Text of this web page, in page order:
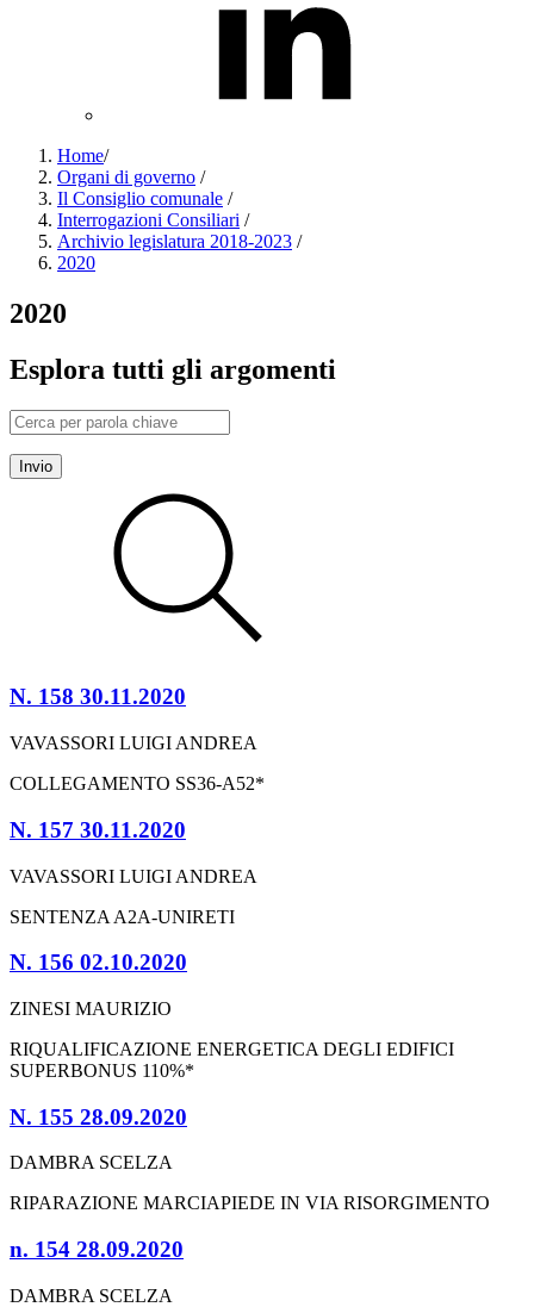
Home/
Organi di governo /
Il Consiglio comunale /
Interrogazioni Consiliari /
Archivio legislatura 2018-2023 /
2020
2020
Esplora tutti gli argomenti
Invio
N. 158 30.11.2020
VAVASSORI LUIGI ANDREA
COLLEGAMENTO SS36-A52*
N. 157 30.11.2020
VAVASSORI LUIGI ANDREA
SENTENZA A2A-UNIRETI
N. 156 02.10.2020
ZINESI MAURIZIO
RIQUALIFICAZIONE ENERGETICA DEGLI EDIFICI
SUPERBONUS 110%*
N. 155 28.09.2020
DAMBRA SCELZA
RIPARAZIONE MARCIAPIEDE IN VIA RISORGIMENTO
n. 154 28.09.2020
DAMBRA SCELZA